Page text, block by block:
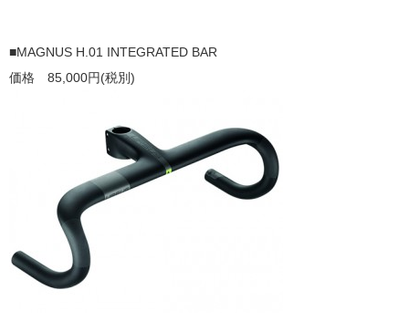
■MAGNUS H.01 INTEGRATED BAR
価格 85,000円(税別)